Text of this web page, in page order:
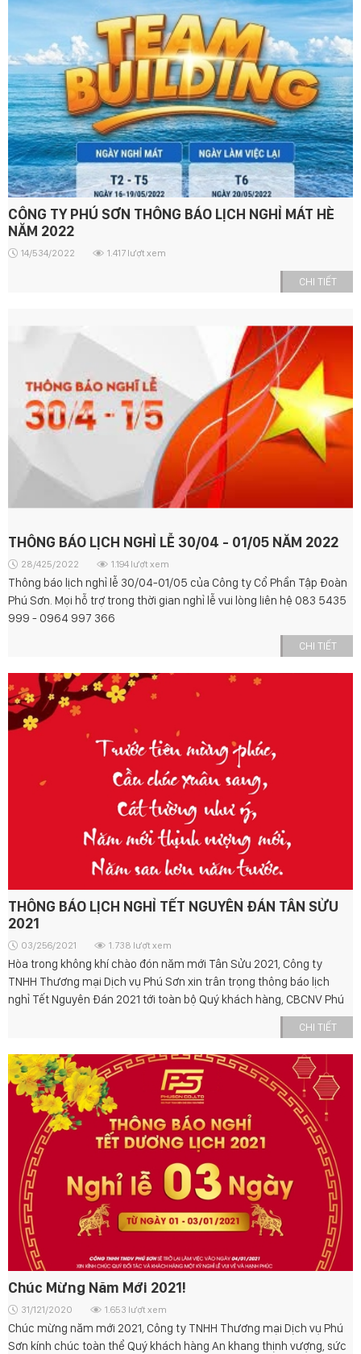
CÔNG TY PHÚ SƠN THÔNG BÁO LỊCH NGHỈ MÁT HÈ
NĂM 2022
14/534/2022 1.417 lượt xem
CHI TIẾT
THÔNG BÁO LỊCH NGHỈ LỄ 30/04 - 01/05 NĂM 2022
28/425/2022 1.194 lượt xem
Thông báo lịch nghỉ lễ 30/04-01/05 của Công ty Cổ Phần Tập Đoàn
Phú Sơn. Mọi hỗ trợ trong thời gian nghỉ lễ vui lòng liên hệ 083 5435
999 - 0964 997 366
CHI TIẾT
THÔNG BÁO LỊCH NGHỈ TẾT NGUYÊN ĐÁN TÂN SỬU
2021
03/256/2021 1.738 lượt xem
Hòa trong không khí chào đón năm mới Tân Sửu 2021, Công ty
TNHH Thương mại Dịch vụ Phú Sơn xin trân trọng thông báo lịch
nghỉ Tết Nguyên Đán 2021 tới toàn bộ Quý khách hàng, CBCNV Phú
Sơn. Kính chúc Quý khách một năm mới An Khang - Thịnh Vượng
CHI TIẾT
Chúc Mừng Năm Mới 2021!
31/121/2020 1.653 lượt xem
Chúc mừng năm mới 2021, Công ty TNHH Thương mại Dịch vụ Phú
Sơn kính chúc toàn thể Quý khách hàng An khang thịnh vượng, sức